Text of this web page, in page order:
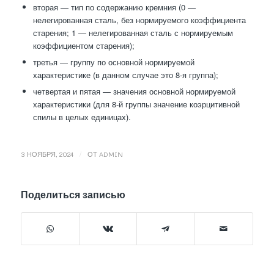
вторая — тип по содержанию кремния (0 —
нелегированная сталь, без нормируемого коэффициента
старения; 1 — нелегированная сталь с нормируемым
коэффициентом старения);
третья — группу по основной нормируемой
характеристике (в данном случае это 8-я группа);
четвертая и пятая — значения основной нормируемой
характеристики (для 8-й группы значение коэрцитивной
спилы в целых единицах).
3 НОЯБРЯ, 2024 ОТ ADMIN
Поделиться записью